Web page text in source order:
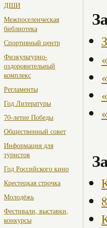
ДШИ
Межпоселенческая
библиотека
Спортивный центр
Физкультурно-
оздоровительный
комплекс
Регламенты
Год Литературы
70-летие Победы
Общественный совет
Информация для
туристов
Год Российского кино
Крестецкая строчка
Молодёжь
Фестивали, выставки,
конкурсы